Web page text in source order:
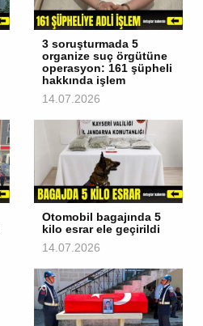
3 soruşturmada 5
organize suç örgütüne
operasyon: 161 şüpheli
hakkında işlem
14.07.2026
Otomobil bagajında 5
kilo esrar ele geçirildi
14.07.2026